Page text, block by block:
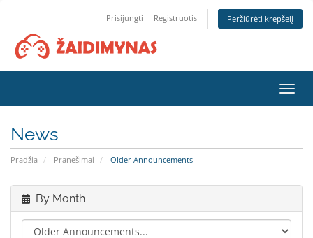
Prisijungti Registruotis Peržiūrėti krepšelį
News
Pradžia Pranešimai Older Announcements
By Month